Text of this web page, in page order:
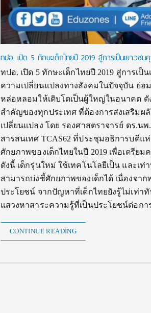
ทปอ. เปิด 5 ทักษะเด็กไทยปี 2019 สู่การเป็นเยาวช
ทปอ. เปิด 5 ทักษะเด็กไทยปี 2019 สู่การเ
ความเปลี่ยนแปลงทางสังคมในปัจจุบัน ย่
หล่อหลอมให้เติบโตเป็นผู้ใหญ่ในอนาคต
สำคัญของทุกประเทศ ที่ต้องการส่งเสริม
เปลี่ยนแปลง โดย รองศาสตราจารย์ ดร.
สารสนเทศ TCAS62 ที่ประชุมอธิการบดีแ
ศักยภาพของเด็กไทยในปี 2019 เพื่อเตรีย
ดังนี้ เด็กรุ่นใหม่ ใช้เทคโนโลยีเป็น และเ
สามารถบ่งชี้ศักยภาพของเด็กได้ เนื่องจา
ประโยชน์ จากปัญหาที่เด็กไทยยังรู้ไม่เท่า
แสวงหาสาระความรู้ที่เป็นประโยชน์ต่อกา
CONTINUE READING